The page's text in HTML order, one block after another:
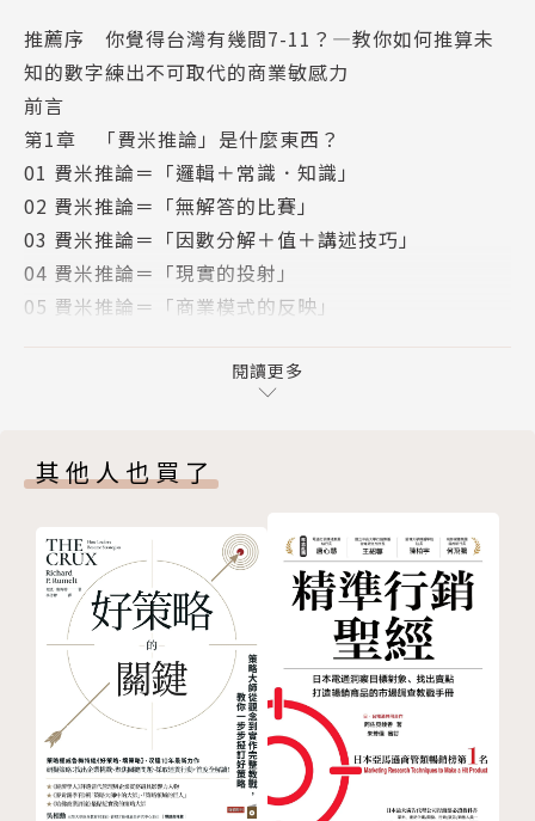
3 籃球人口有多少？
4 電鍋的市場規模？
5 便利商店的單店營業額？
6 （新冠疫情前）拉麵店的營業額？
7 嬰兒車的市場規模？
8 福山雅治在電影《盛夏的方程式》的片酬？
米估算、費米問題，它是物理學家費米（Enrico Ferm
「芝加哥有多少個鋼琴調音師？」。長期以來，費米推
論是顧問業界的面試必考題，以測試面試者的思考能
聽到「費米推論」，你會想到什麼？
「那是顧問公司面試時會出的題目而已吧？」
「估算國內總共有幾根電線桿？這個去查一下就有了，
推薦序 你覺得台灣有幾間7-11？—教你如何推算未
知的數字練出不可取代的商業敏感力
前言
第1章 「費米推論」是什麼東西？
01 費米推論＝「邏輯＋常識．知識」
02 費米推論＝「無解答的比賽」
03 費米推論＝「因數分解＋值＋講述技巧」
04 費米推論＝「現實的投射」
05 費米推論＝「商業模式的反映」
07 費米推論＝不是靠「值」，而是靠背後的「思考方
09 費米推論＝「浪漫」
01 解開「按摩椅的市場規模」──「存量與流量」的
轉換
02 解開「健身房的單店營業額？」──將「累計人
數」轉換成「會員數」
03 解開「籃球人口有多少？」──「沒有人想到的方
04 解開「電鍋的市場規模？」──「田字格」的手法
05 解開「便利商店的單店營業額？」──「店面開發
主任」的心情
閱讀更多
其他人也買了